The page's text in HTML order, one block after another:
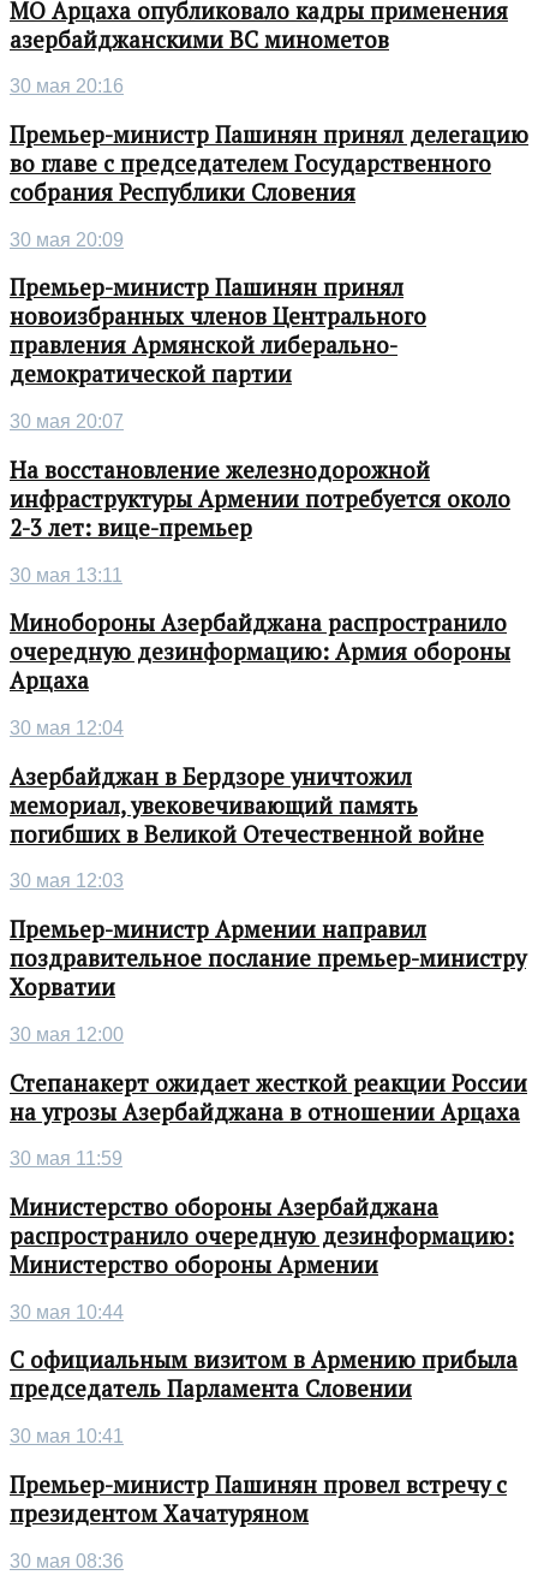
МО Арцаха опубликовало кадры применения
азербайджанскими ВС минометов
30 мая 20:16
Премьер-министр Пашинян принял делегацию
во главе с председателем Государственного
собрания Республики Словения
30 мая 20:09
Премьер-министр Пашинян принял
новоизбранных членов Центрального
правления Армянской либерально-
демократической партии
30 мая 20:07
На восстановление железнодорожной
инфраструктуры Армении потребуется около
2-3 лет: вице-премьер
30 мая 13:11
Минобороны Азербайджана распространило
очередную дезинформацию: Армия обороны
Арцаха
30 мая 12:04
Азербайджан в Бердзоре уничтожил
мемориал, увековечивающий память
погибших в Великой Отечественной войне
30 мая 12:03
Премьер-министр Армении направил
поздравительное послание премьер-министру
Хорватии
30 мая 12:00
Степанакерт ожидает жесткой реакции России
на угрозы Азербайджана в отношении Арцаха
30 мая 11:59
Министерство обороны Азербайджана
распространило очередную дезинформацию:
Министерство обороны Армении
30 мая 10:44
С официальным визитом в Армению прибыла
председатель Парламента Словении
30 мая 10:41
Премьер-министр Пашинян провел встречу с
президентом Хачатуряном
30 мая 08:36